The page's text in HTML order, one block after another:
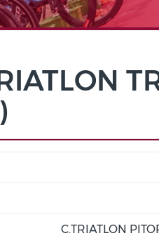
C.TRIATLON